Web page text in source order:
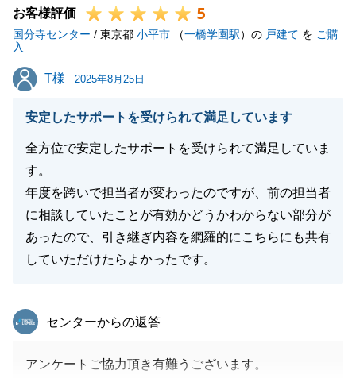
お客様評価 5
国分寺センター / 東京都 小平市 （一橋学園駅）の 戸建て を ご購
入
T様
T様 2025年8月25日
安定したサポートを受けられて満足しています
全方位で安定したサポートを受けられて満足していま
す。
年度を跨いで担当者が変わったのですが、前の担当者
に相談していたことが有効かどうかわからない部分が
あったので、引き継ぎ内容を網羅的にこちらにも共有
していただけたらよかったです。
東急リバブル
センターからの返答
アンケートご協力頂き有難うございます。